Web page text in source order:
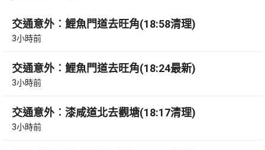
交通意外︰鯉魚門道去旺角(18:58清理)
3小時前
交通意外︰鯉魚門道去旺角(18:24最新)
3小時前
交通意外︰漆咸道北去觀塘(18:17清理)
3小時前